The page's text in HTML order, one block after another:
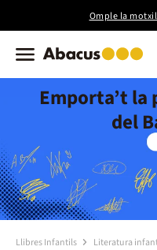
Omple la
Emporta’t
del
Llibres Infantils Literatura